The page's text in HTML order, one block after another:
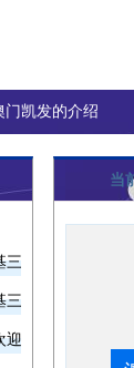
门凯发的介绍
胺欢迎询价
甲基硅烷欢迎询
询价
当